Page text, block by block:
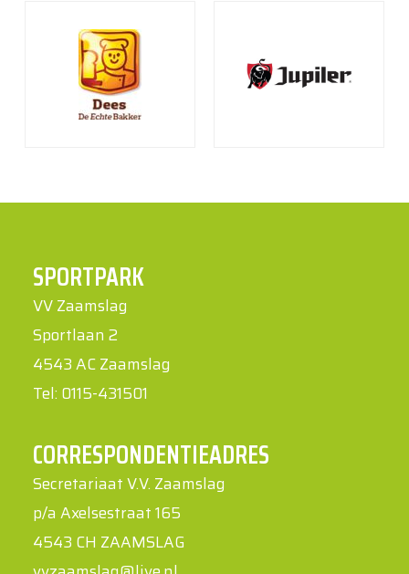
SPORTPARK
VV Zaamslag
Sportlaan 2
4543 AC Zaamslag
Tel: 0115-431501
CORRESPONDENTIEADRES
Secretariaat V.V. Zaamslag
p/a Axelsestraat 165
4543 CH ZAAMSLAG